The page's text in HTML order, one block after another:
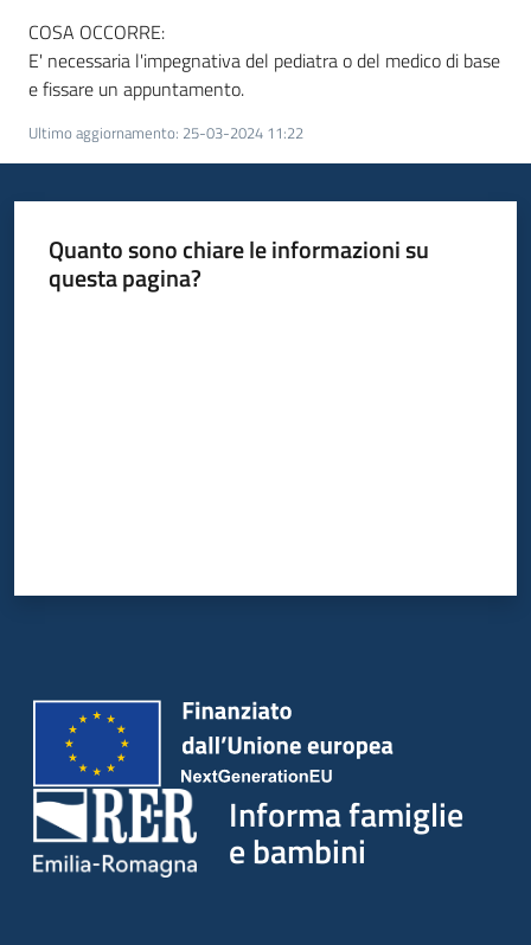
COSA OCCORRE:
E' necessaria l'impegnativa del pediatra o del medico di base
e fissare un appuntamento.
Ultimo aggiornamento: 25-03-2024 11:22
Quanto sono chiare le informazioni su
questa pagina?
Informa famiglie
e bambini